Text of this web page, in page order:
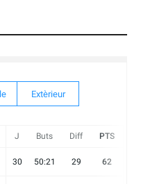
Extèrieur
J Buts Diff PTS
30 50:21 29 62